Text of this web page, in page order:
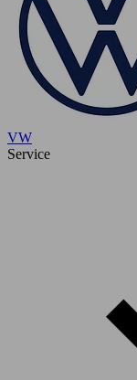
VW
Service